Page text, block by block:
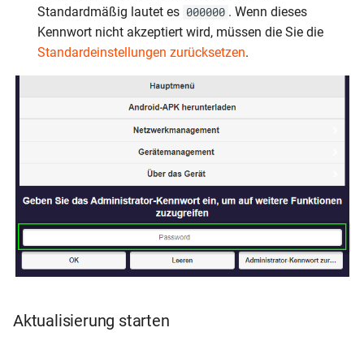
Standardmäßig lautet es 000000 . Wenn dieses
Kennwort nicht akzeptiert wird, müssen die Sie die
Standardeinstellungen zurücksetzen.
Aktualisierung starten